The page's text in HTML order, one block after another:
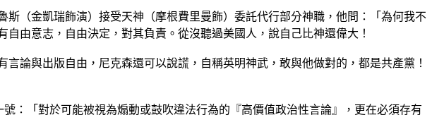
（金凱瑞飾演）接受天神（摩根費里曼飾）委託代行部分神職，他問：「為何我不
自由意志，自由決定，對其負責。從沒聽過美國人，說自己比神還偉大！
論與出版自由，尼克森還可以說謊，自稱英明神武，敢與他做對的，都是共產黨！
：「對於可能被視為煽動或鼓吹違法行為的『高價值政治性言論』，更在必須存有